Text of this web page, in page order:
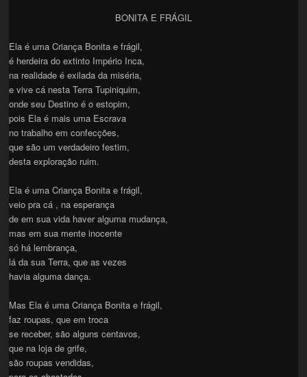
BONITA E FRÁGIL
Ela é uma Criança Bonita e frágil,
é herdeira do extinto Império Inca,
na realidade é exilada da miséria,
e vive cá nesta Terra Tupiniquim,
onde seu Destino é o estopim,
pois Ela é mais uma Escrava
no trabalho em confecções,
que são um verdadeiro festim,
desta exploração ruim.
Ela é uma Criança Bonita e frágil,
veio pra cá , na esperança
de em sua vida haver alguma mudança,
mas em sua mente inocente
só há lembrança,
lá da sua Terra, que as vezes
havia alguma dança.
Mas Ela é uma Criança Bonita e frágil,
faz roupas, que em troca
se receber, são alguns centavos,
que na loja de grife,
são roupas vendidas,